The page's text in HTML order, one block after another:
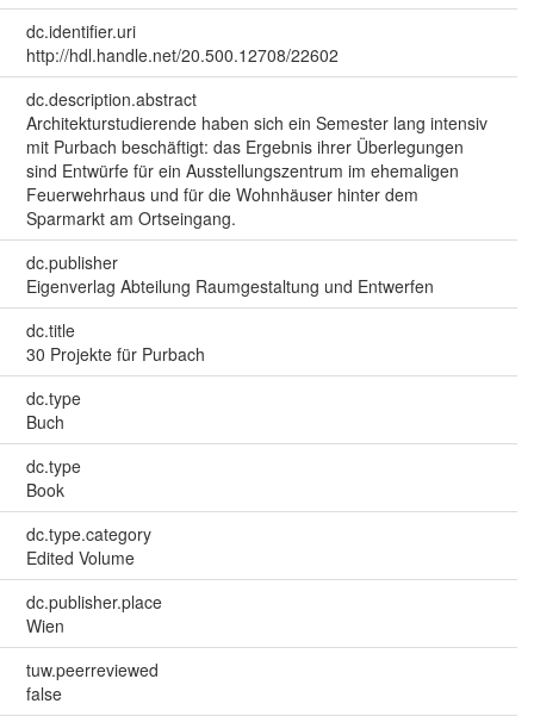
dc.identifier.uri
http://hdl.handle.net/20.500.12708/22602
dc.description.abstract
Architekturstudierende haben sich ein Semester lang intensiv
mit Purbach beschäftigt: das Ergebnis ihrer Überlegungen
sind Entwürfe für ein Ausstellungszentrum im ehemaligen
Feuerwehrhaus und für die Wohnhäuser hinter dem
Sparmarkt am Ortseingang.
dc.publisher
Eigenverlag Abteilung Raumgestaltung und Entwerfen
dc.title
30 Projekte für Purbach
dc.type
Buch
dc.type
Book
dc.type.category
Edited Volume
dc.publisher.place
Wien
tuw.peerreviewed
false